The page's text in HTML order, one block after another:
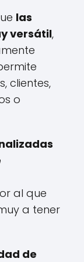
las
versátil,
clientes,
o
al que
a tener
de